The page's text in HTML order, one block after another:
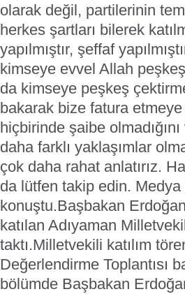
olarak değil, partilerinin
herkes şartları bilerek
yapılmıştır, şeffaf
kimseye evvel Allah
da kimseye peşkeş
bakarak bize fatura etmeye
hiçbirinde şaibe
daha farklı yaklaşımlar
çok daha rahat anlatırız.
da lütfen takip edin. Medya
konuştu.Başbakan
katılan Adıyaman
taktı.Milletvekili katılım
Değerlendirme Toplantısı
bölümde Başbakan